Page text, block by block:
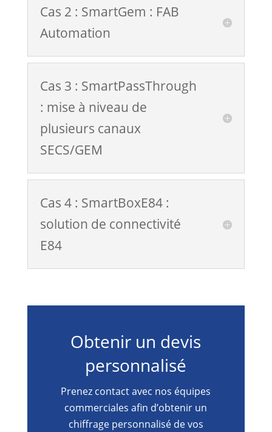
Cas 2 : SmartGem : FAB
Automation
Cas 3 : SmartPassThrough
: mise à niveau de
plusieurs canaux
SECS/GEM
Cas 4 : SmartBoxE84 :
solution de connectivité
E84
Obtenir un devis
personnalisé
Prenez contact avec nos équipes
commerciales afin d’obtenir un
chiffrage personnalisé de vos